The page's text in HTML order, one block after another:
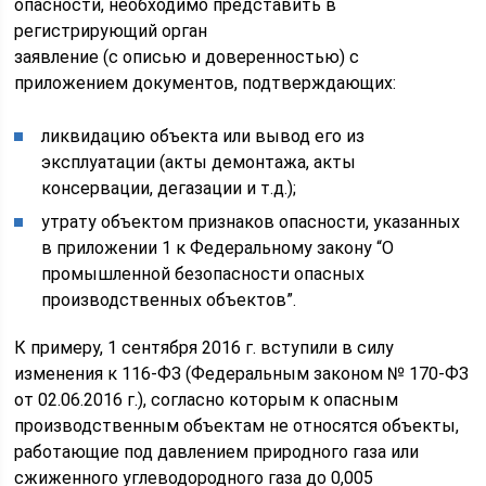
опасности, необходимо представить в
регистрирующий орган
заявление (с описью и доверенностью) с
приложением документов, подтверждающих:
ликвидацию объекта или вывод его из
эксплуатации (акты демонтажа, акты
консервации, дегазации и т.д.);
утрату объектом признаков опасности, указанных
в приложении 1 к Федеральному закону “О
промышленной безопасности опасных
производственных объектов”.
К примеру, 1 сентября 2016 г. вступили в силу
изменения к 116-ФЗ (Федеральным законом № 170-ФЗ
от 02.06.2016 г.), согласно которым к опасным
производственным объектам не относятся объекты,
работающие под давлением природного газа или
сжиженного углеводородного газа до 0,005